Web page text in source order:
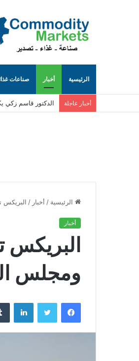
الرئيسية أخبار صناعات
أخبار عاجلة الدكتور قاسم زكي يكتب عن تهريب الآثار
الرئيسية / أخبار / البريكس
أخبار
البريكس
ومجلس
فيسبوك تويتر